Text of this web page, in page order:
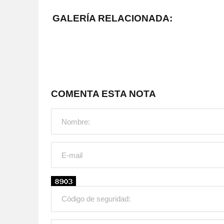
GALERÍA RELACIONADA:
COMENTA ESTA NOTA